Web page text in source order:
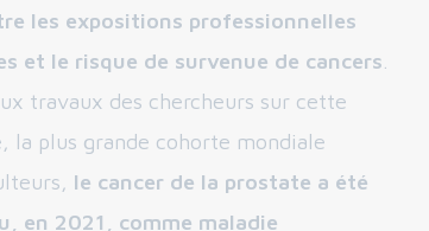
les expositions professionnelles
et le risque de survenue de cancers
travaux des chercheurs sur cette
la plus grande cohorte mondiale
le cancer de la prostate a été
en 2021, comme maladie